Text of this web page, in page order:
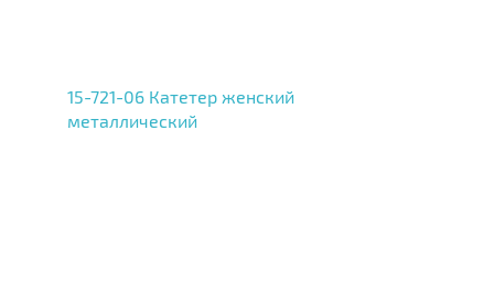
15-721-06 Катетер женский
металлический